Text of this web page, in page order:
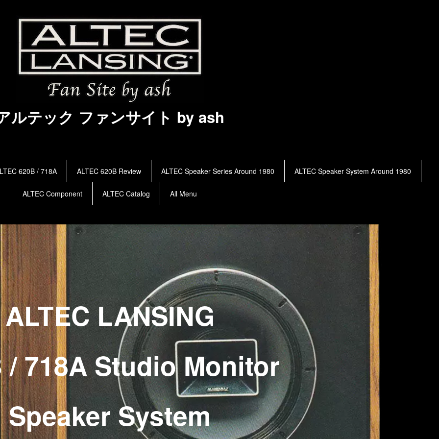
ルテック ファンサイト by ash
620B / 718A ALTEC 620B Review ALTEC Speaker Series Around 1980 ALTEC Speaker System Around 1980
ALTEC Component ALTEC Catalog All Menu
ALTEC LANSING
/ 718A Studio Monitor
Speaker System